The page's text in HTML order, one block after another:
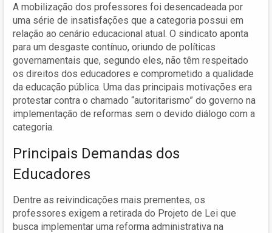
A mobilização dos professores foi desencadeada por
uma série de insatisfações que a categoria possui em
relação ao cenário educacional atual. O sindicato aponta
para um desgaste contínuo, oriundo de políticas
governamentais que, segundo eles, não têm respeitado
os direitos dos educadores e comprometido a qualidade
da educação pública. Uma das principais motivações era
protestar contra o chamado “autoritarismo” do governo na
implementação de reformas sem o devido diálogo com a
categoria.
Principais Demandas dos
Educadores
Dentre as reivindicações mais prementes, os
professores exigem a retirada do Projeto de Lei que
busca implementar uma reforma administrativa na